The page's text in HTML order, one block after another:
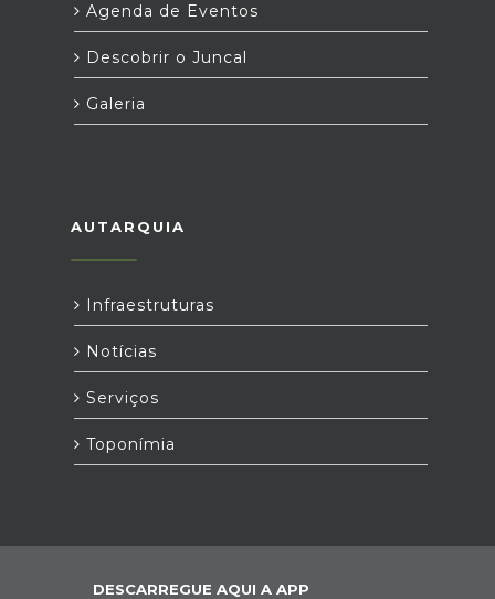
Agenda de Eventos
Descobrir o Juncal
Galeria
AUTARQUIA
Infraestruturas
Notícias
Serviços
Toponímia
DESCARREGUE AQUI A APP